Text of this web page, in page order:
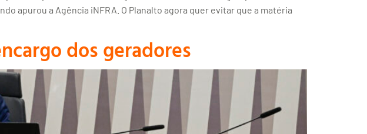
apurou a Agência iNFRA. O Planalto agora quer evitar que a matéria
dos geradores